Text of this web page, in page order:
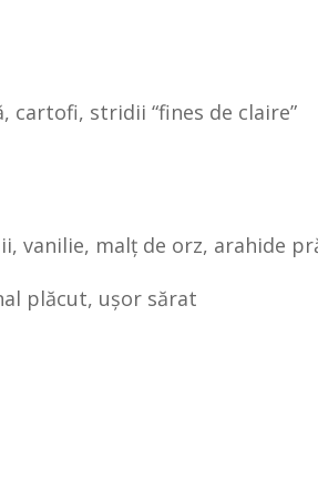
cartofi, stridii “fines de claire”
vanilie, malț de orz, arahide
plăcut, ușor sărat